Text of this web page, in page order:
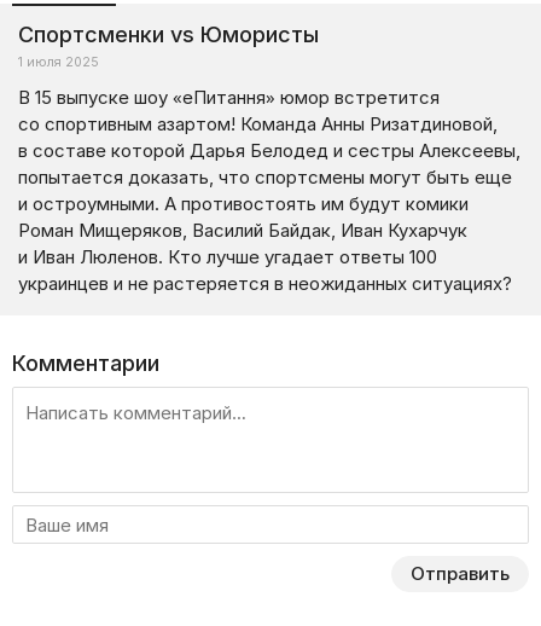
Спортсменки vs Юмористы
1 июля 2025
В 15 выпуске шоу «еПитання» юмор встретится
со спортивным азартом! Команда Анны Ризатдиновой,
в составе которой Дарья Белодед и сестры Алексеевы,
попытается доказать, что спортсмены могут быть еще
и остроумными. А противостоять им будут комики
Роман Мищеряков, Василий Байдак, Иван Кухарчук
и Иван Люленов. Кто лучше угадает ответы 100
украинцев и не растеряется в неожиданных ситуациях?
Комментарии
Отправить